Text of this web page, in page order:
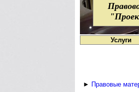
Услуги
► Правовые